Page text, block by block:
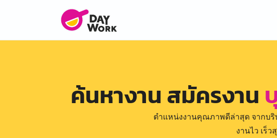
ค้นหางาน สมัครงาน
ตำแหน่งงานคุณภาพดีล่าสุด จากบ
งานไว เร็